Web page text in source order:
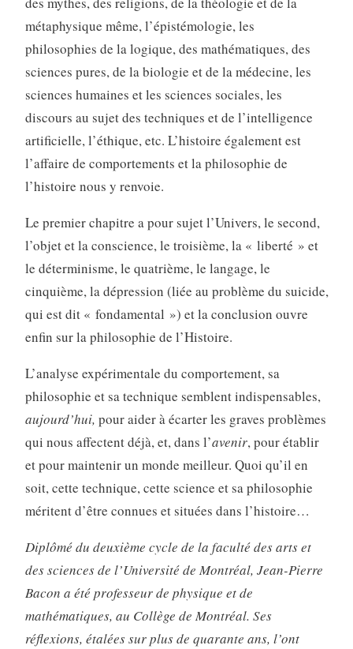
métaphysique même, l’épistémologie, les
philosophies de la logique, des mathématiques, des
sciences pures, de la biologie et de la médecine, les
sciences humaines et les sciences sociales, les
discours au sujet des techniques et de l’intelligence
artificielle, l’éthique, etc. L’histoire également est
l’affaire de comportements et la philosophie de
l’histoire nous y renvoie.
Le premier chapitre a pour sujet l’Univers, le second,
l’objet et la conscience, le troisième, la « liberté » et
le déterminisme, le quatrième, le langage, le
cinquième, la dépression (liée au problème du suicide,
qui est dit « fondamental ») et la conclusion ouvre
enfin sur la philosophie de l’Histoire.
L’analyse expérimentale du comportement, sa
philosophie et sa technique semblent indispensables,
aujourd’hui, pour aider à écarter les graves problèmes
qui nous affectent déjà, et, dans l’avenir, pour établir
et pour maintenir un monde meilleur. Quoi qu’il en
soit, cette technique, cette science et sa philosophie
méritent d’être connues et situées dans l’histoire…
Diplômé du deuxième cycle de la faculté des arts et
des sciences de l’Université de Montréal, Jean-Pierre
Bacon a été professeur de physique et de
mathématiques, au Collège de Montréal. Ses
réflexions, étalées sur plus de quarante ans, l’ont